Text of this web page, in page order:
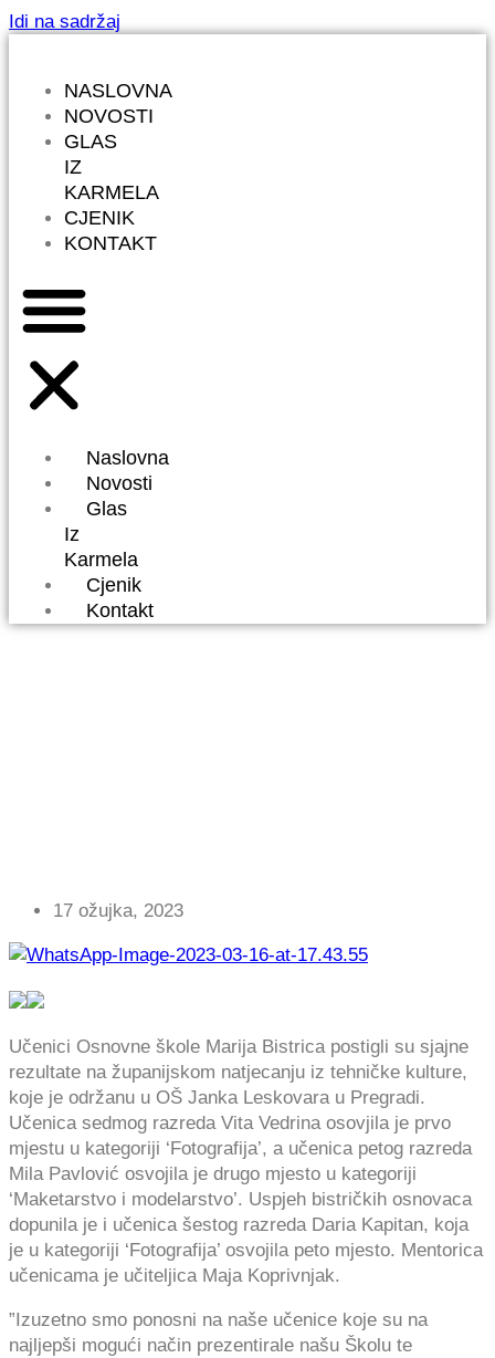
Idi na sadržaj
NASLOVNA
NOVOSTI
GLAS
IZ
KARMELA
CJENIK
KONTAKT
Naslovna
Novosti
Glas
Iz
Karmela
Cjenik
Kontakt
17 ožujka, 2023
Učenici Osnovne škole Marija Bistrica postigli su sjajne
rezultate na županijskom natjecanju iz tehničke kulture,
koje je održanu u OŠ Janka Leskovara u Pregradi.
Učenica sedmog razreda Vita Vedrina osovjila je prvo
mjestu u kategoriji ‘Fotografija’, a učenica petog razreda
Mila Pavlović osvojila je drugo mjesto u kategoriji
‘Maketarstvo i modelarstvo’. Uspjeh bistričkih osnovaca
dopunila je i učenica šestog razreda Daria Kapitan, koja
je u kategoriji ‘Fotografija’ osvojila peto mjesto. Mentorica
učenicama je učiteljica Maja Koprivnjak.
”Izuzetno smo ponosni na naše učenice koje su na
najljepši mogući način prezentirale našu Školu te